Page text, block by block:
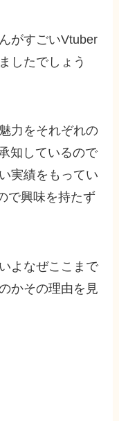
がすごいVtuber
したでしょう
力をそれぞれの
知しているので
実績をもってい
で興味を持たず
よなぜここまで
かその理由を見